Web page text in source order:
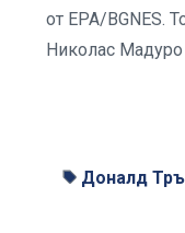
от EPA/BGNES.
Николас Мадуро
Доналд